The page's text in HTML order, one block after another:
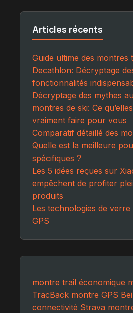
Articles récents
Guide ultime des montres
Decathlon: Décryptage
fonctionnalités
Décryptage des mythes
montres de ski: Ce
vraiment faire pour vous
Comparatif détaillé des
Quelle est la meilleure
spécifiques ?
Les 5 idées reçues sur
empêchent de profiter
produits
Les technologies de verre
GPS
montre trail économique
TracBack montre GPS
connectivité Strava